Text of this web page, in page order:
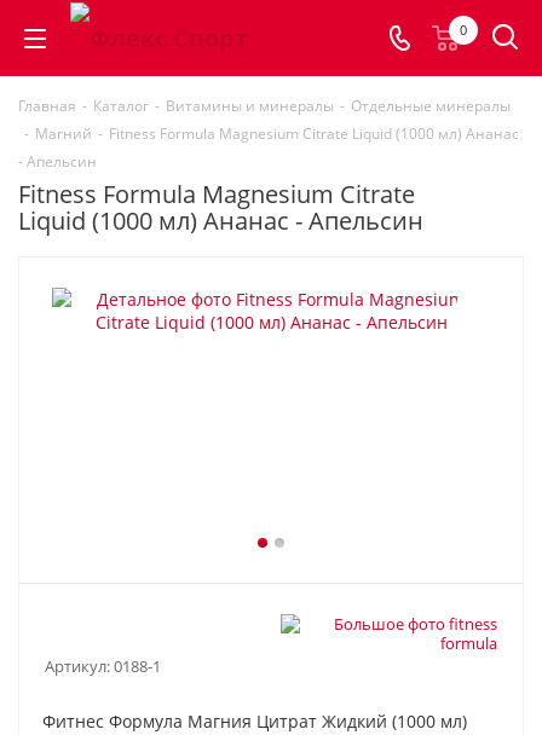
0
Главная - Каталог - Витамины и минералы - Отдельные минералы
- Магний - Fitness Formula Magnesium Citrate Liquid (1000 мл) Ананас
- Апельсин
Fitness Formula Magnesium Citrate
Liquid (1000 мл) Ананас - Апельсин
Артикул:0188-1
Фитнес Формула Магния Цитрат Жидкий (1000 мл)